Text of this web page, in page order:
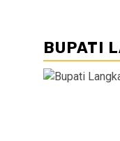
BUPATI